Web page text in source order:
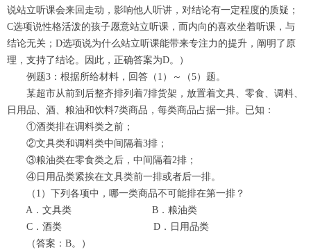
说站立听课会来回走动，影响他人听讲，对结论有一定程度的质疑；
C选项说性格活泼的孩子愿意站立听课，而内向的喜欢坐着听课，与
结论无关；D选项说为什么站立听课能带来专注力的提升，阐明了原
理，支持了结论。因此，正确答案为D。）
例题3：根据所给材料，回答（1）～（5）题。
某超市从前到后整齐排列着7排货架，放置着文具、零食、调料、
日用品、酒、粮油和饮料7类商品，每类商品占据一排。已知：
①酒类排在调料类之前；
②文具类和调料类中间隔着3排；
③粮油类在零食类之后，中间隔着2排；
④日用品类紧挨在文具类前一排或者后一排。
（1）下列各项中，哪一类商品不可能排在第一排？
A．文具类 B．粮油类
C．酒类 D．日用品类
（答案：B。）